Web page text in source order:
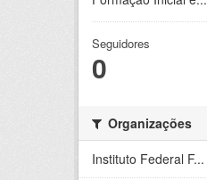
Seguidores
0
Organizações
Instituto Federal F...